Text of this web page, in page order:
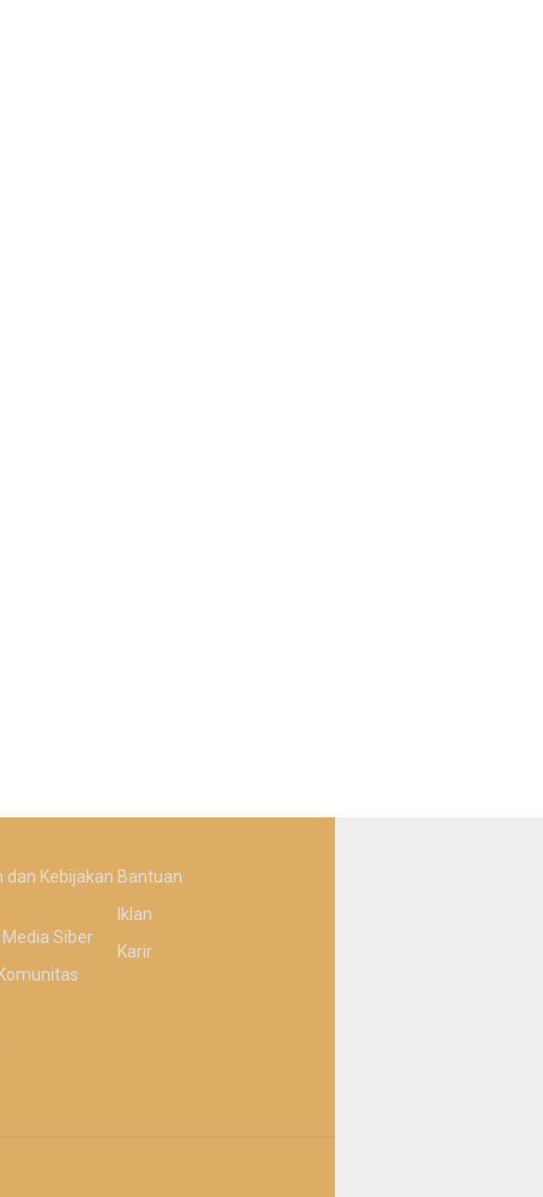
dan Kebijakan
Siber
Bantuan
Iklan
Karir